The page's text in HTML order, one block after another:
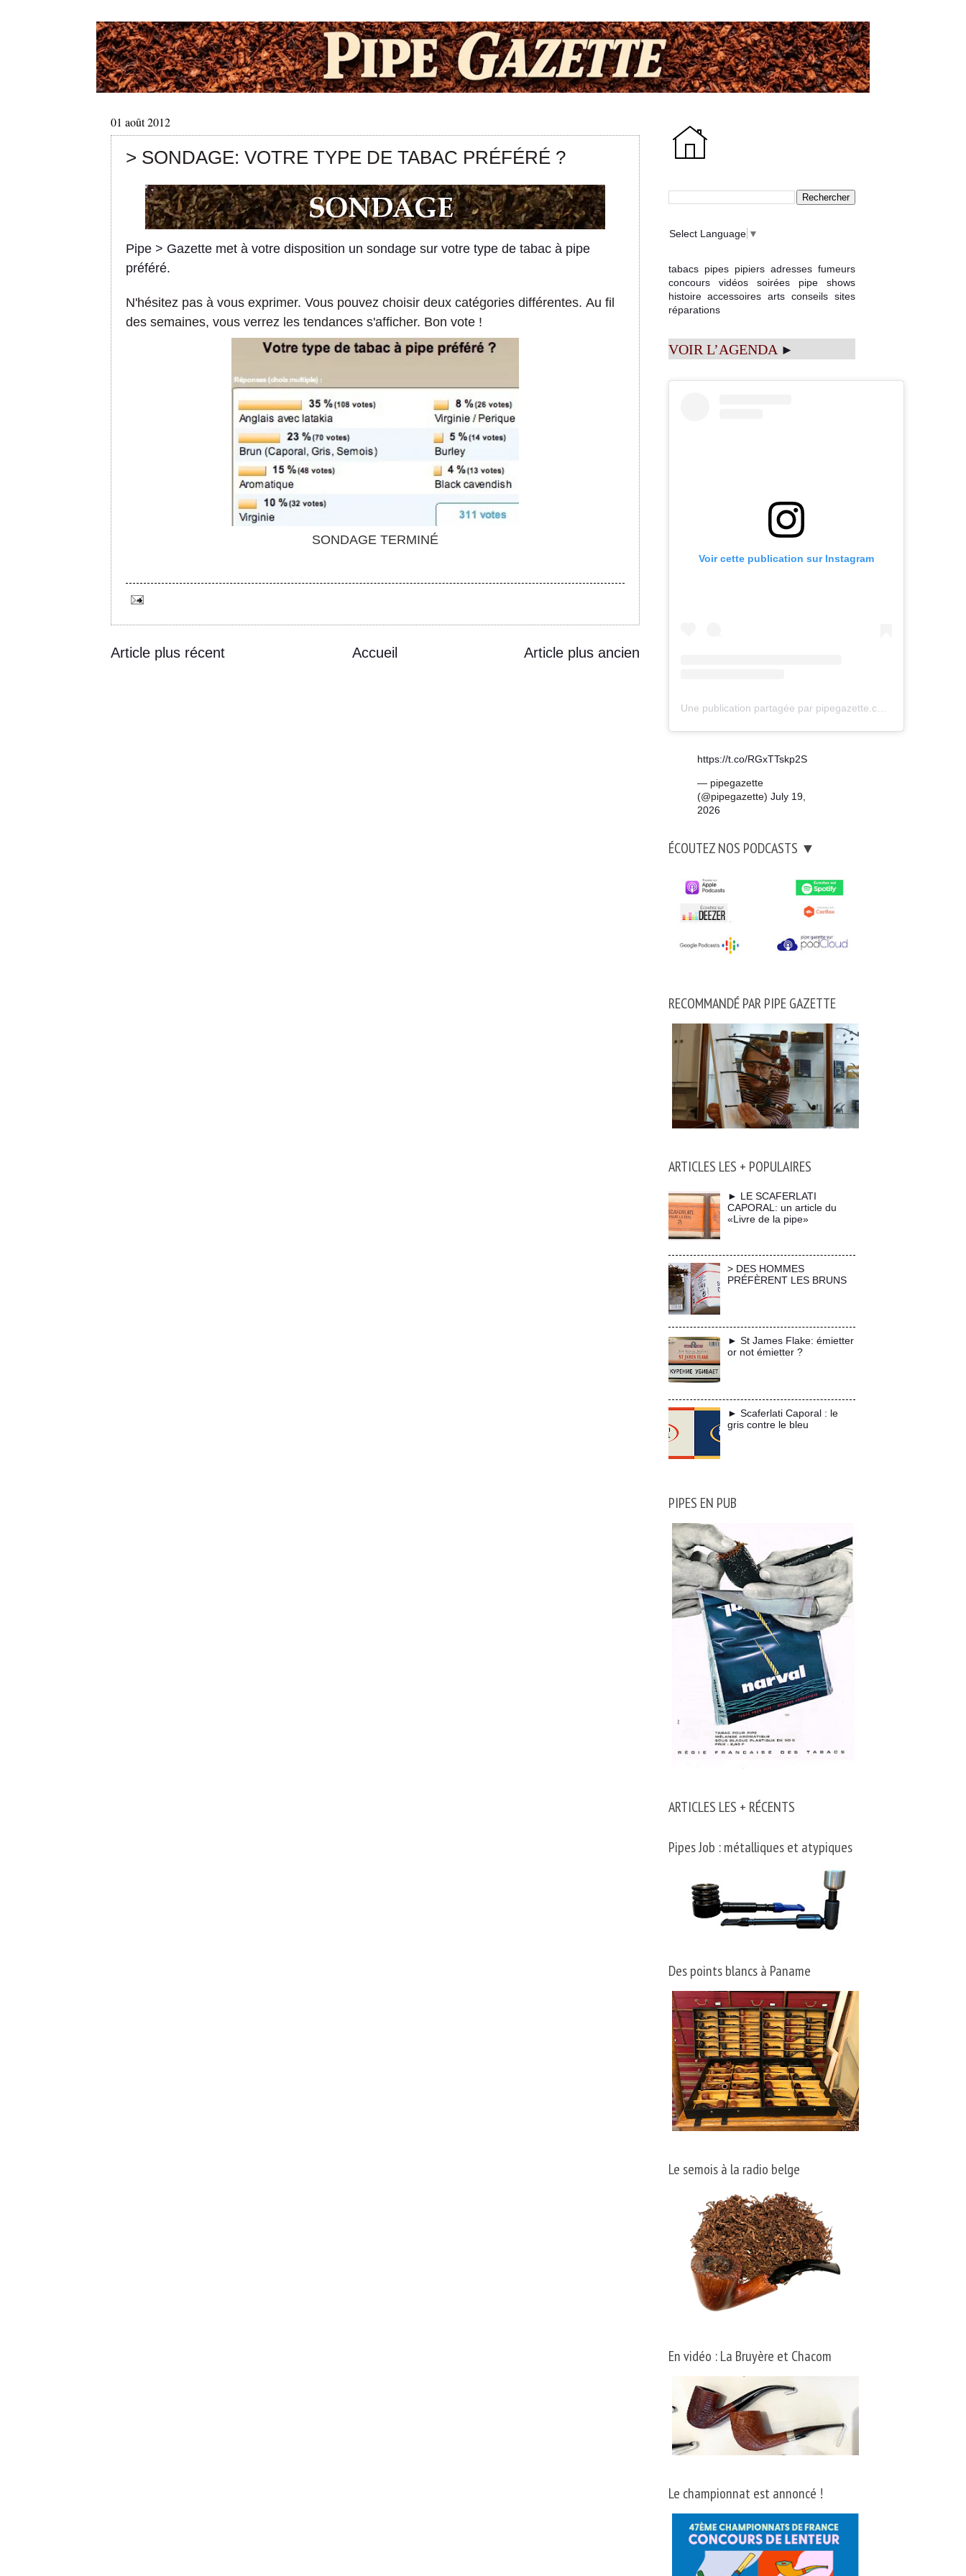
01 août 2012
> SONDAGE: VOTRE TYPE DE TABAC PRÉFÉRÉ ?
Pipe > Gazette met à votre disposition un sondage sur votre type de tabac à pipe
préféré.
N'hésitez pas à vous exprimer. Vous pouvez choisir deux catégories différentes.Au fil
des semaines, vous verrez les tendances s'afficher. Bon vote !
SONDAGE TERMINÉ
Article plus récent Article plus ancien
Accueil
Select Language ▼
tabacs pipes pipiers adresses fumeurs
concours
vidéos soirées
pipe shows
histoire accessoires arts conseils sites
réparations
VOIR L’AGENDA ►
Voir cette publication sur Instagram
Une publication partagée par pipegazette.com (@pipegazette)
https://t.co/RGxTTskp2S
— pipegazette
(@pipegazette) July 19,
2026
ÉCOUTEZ NOS PODCASTS ▼
RECOMMANDÉ PAR PIPE GAZETTE
ARTICLES LES + POPULAIRES
► LE SCAFERLATI
CAPORAL: un article du
«Livre de la pipe»
> DES HOMMES
PRÉFÈRENT LES BRUNS
► St James Flake: émietter
or not émietter ?
► Scaferlati Caporal : le
gris contre le bleu
PIPES EN PUB
ARTICLES LES + RÉCENTS
Pipes Job : métalliques et atypiques
Des points blancs à Paname
Le semois à la radio belge
En vidéo : La Bruyère et Chacom
Le championnat est annoncé !